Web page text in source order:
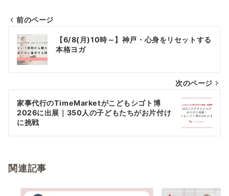
投
稿
ナ
ビ
ゲ
ー
シ
ン
前のページ
【6/8(月)10時～】神戸・心身をリセットする
本格ヨガ
次のページ
家事代行のTimeMarketがこどもシゴト博
2026に出展｜350人の子どもたちがお片付け
に挑戦
関連記事